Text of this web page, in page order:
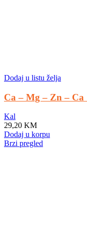
Dodaj u listu želja
Ca – Mg – Zn – Ca
Kal
29,20 KM
Dodaj u korpu
Brzi pregled